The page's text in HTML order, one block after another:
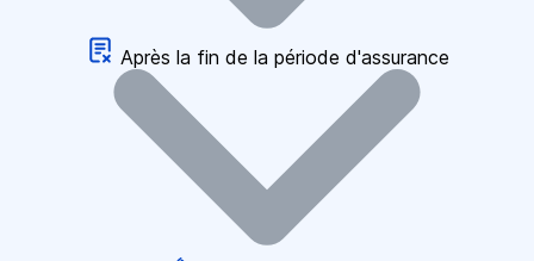
Après la fin de la période d'assurance